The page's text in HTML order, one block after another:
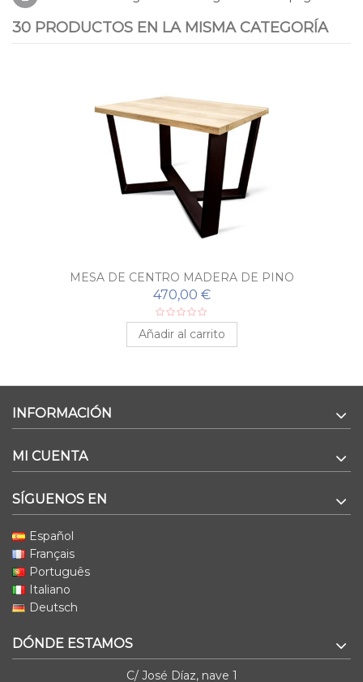
30 PRODUCTOS EN LA MISMA CATEGORÍA
MESA DE CENTRO MADERA DE PINO
470,00 €
Añadir al carrito
INFORMACIÓN
MI CUENTA
SÍGUENOS EN
Español
Français
Português
Italiano
Deutsch
DÓNDE ESTAMOS
C/ José Díaz, nave 1